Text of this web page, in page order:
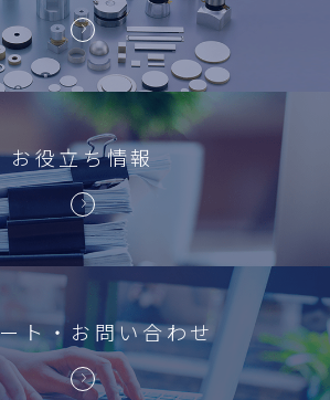
お役立ち情報
ト・お問い合わせ